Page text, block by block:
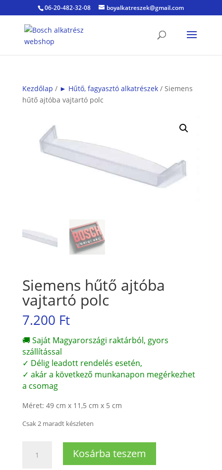
06-20-482-32-08 boyalkatreszek@gmail.com
Kezdőlap / ► Hűtő, fagyasztó alkatrészek/ Siemens
hűtő ajtóba vajtartó polc
Siemens hűtő ajtóba
vajtartó polc
7.200 Ft
🚚 Saját Magyarországi raktárból, gyors
szállítással
✓ Délig leadott rendelés esetén,
✓ akár a következő munkanapon megérkezhet
a csomag
Méret: 49 cm x 11,5 cm x 5 cm
Csak 2 maradt készleten
Kosárba teszem